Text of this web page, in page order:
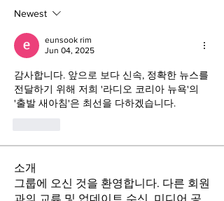
Newest
eunsook rim
Jun 04, 2025
감사합니다. 앞으로 보다 신속, 정확한 뉴스를
전달하기 위해 저희 '라디오 코리아 뉴욕'의
'출발 새아침'은 최선을 다하겠습니다.
소개
그룹에 오신 것을 환영합니다. 다른 회원
과의 교류 및 업데이트 수신, 미디어 공